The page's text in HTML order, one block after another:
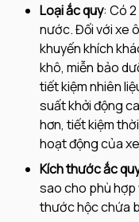
Loại ắc quy: Có
nước. Đối với xe
khuyến khích
khô, miễn bảo
tiết kiệm nhiên
suất khởi động
hơn, tiết kiệm
hoạt động của
Kích thước ắc
sao cho phù hợp
thước hộc chứa